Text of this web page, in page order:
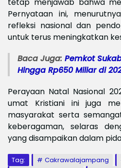
Pernyataan ini,
refleksi nasional dan
untuk terus meningkatkan
Baca Juga: Pemkot
Hingga Rp650 Miliar di
Perayaan Natal Nasional
umat Kristiani ini juga
masyarakat serta
keberagaman, selaras
yang disampaikan dalam
Tag: Cakrawalajampang